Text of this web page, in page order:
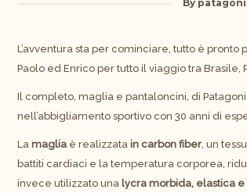
By
L’avventura sta per cominciare, tutto è pronto
Paolo ed Enrico per tutto il viaggio tra Brasile,
Il completo, maglia e pantaloncini, di
nell’abbigliamento sportivo con 30 anni di
La maglia è realizzata in carbon fiber, un
battiti cardiaci e la temperatura corporea,
invece utilizzato una lycra morbida, elastica